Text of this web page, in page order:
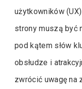
użytkowników
strony muszą być
pod kątem słów
obsłudze i
zwrócić uwagę na